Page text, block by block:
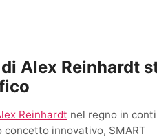
Alex Reinhardt
Reinhardt nel regno in
innovativo, SMART